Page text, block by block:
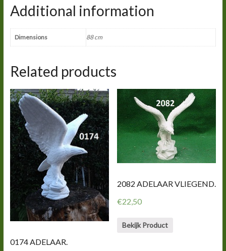
Additional information
Dimensions 88 cm
Related products
0174 ADELAAR.
2082 ADELAAR VLIEGEND.
€22,50
Bekijk Product